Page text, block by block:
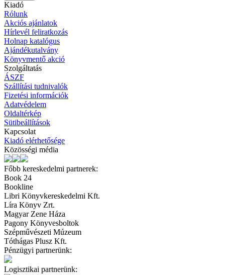
Kiadó
Rólunk
Akciós ajánlatok
Hírlevél feliratkozás
Holnap katalógus
Ajándékutalvány
Könyvmentő akció
Szolgáltatás
ÁSZF
Szállítási tudnivalók
Fizetési információk
Adatvédelem
Oldaltérkép
Sütibeállítások
Kapcsolat
Kiadó elérhetősége
Közösségi média
Főbb kereskedelmi partnerek:
Book 24
Bookline
Libri Könyvkereskedelmi Kft.
Líra Könyv Zrt.
Magyar Zene Háza
Pagony Könyvesboltok
Szépművészeti Múzeum
Tóthágas Plusz Kft.
Pénzügyi partnerünk:
Logisztikai partnerünk: